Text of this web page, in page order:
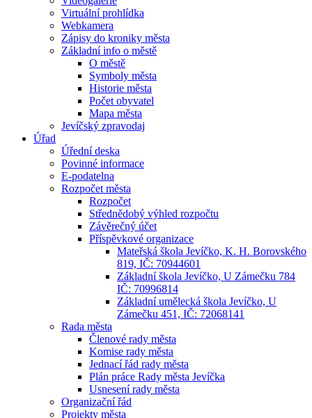
Virtuální prohlídka
Webkamera
Zápisy do kroniky města
Základní info o městě
O městě
Symboly města
Historie města
Počet obyvatel
Mapa města
Jevíčský zpravodaj
Úřad
Úřední deska
Povinné informace
E-podatelna
Rozpočet města
Rozpočet
Střednědobý výhled rozpočtu
Závěrečný účet
Příspěvkové organizace
Mateřská škola Jevíčko, K. H. Borovského
819, IČ: 70944601
Základní škola Jevíčko, U Zámečku 784
IČ: 70996814
Základní umělecká škola Jevíčko, U
Zámečku 451, IČ: 72068141
Rada města
Členové rady města
Komise rady města
Jednací řád rady města
Plán práce Rady města Jevíčka
Usnesení rady města
Organizační řád
Projekty města